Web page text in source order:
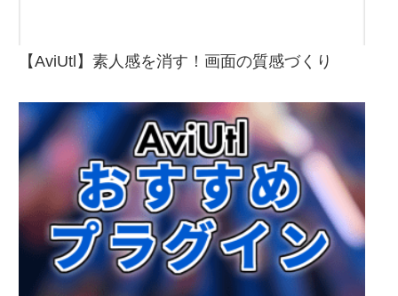
【AviUtl】素人感を消す！画面の質感づくり